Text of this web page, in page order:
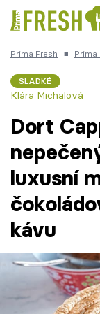
Česká kuchyně
Témata
Recepty
Články
TV Program
Prima Fresh ■ Prima
SLADKÉ
Klára Michalová
Dort
luxusní
kávu